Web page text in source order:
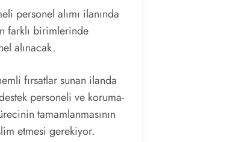
personel alımı ilanında
farklı birimlerinde
alınacak.
fırsatlar sunan ilanda
personeli ve koruma-
tamamlanmasının
etmesi gerekiyor.